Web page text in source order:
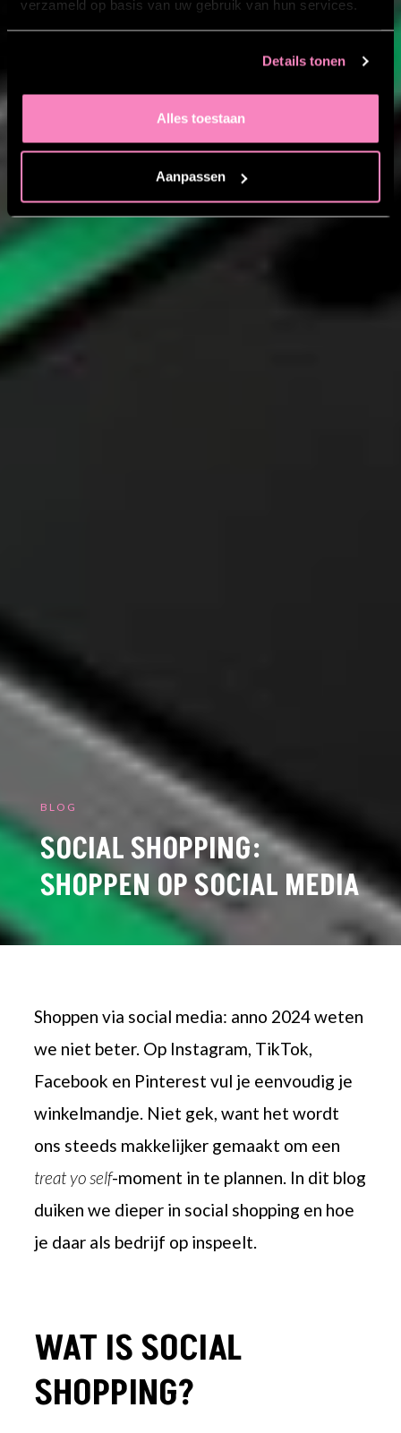
verzameld op basis van uw gebruik van hun services.
Details tonen
Alles toestaan
Aanpassen
BLOG
SOCIAL SHOPPING:
SHOPPEN OP SOCIAL MEDIA
Shoppen via social media: anno 2024 weten
we niet beter. Op Instagram, TikTok,
Facebook en Pinterest vul je eenvoudig je
winkelmandje. Niet gek, want het wordt
ons steeds makkelijker gemaakt om een
treat yo self-moment in te plannen. In dit blog
duiken we dieper in social shopping en hoe
je daar als bedrijf op inspeelt.
WAT IS SOCIAL
SHOPPING?